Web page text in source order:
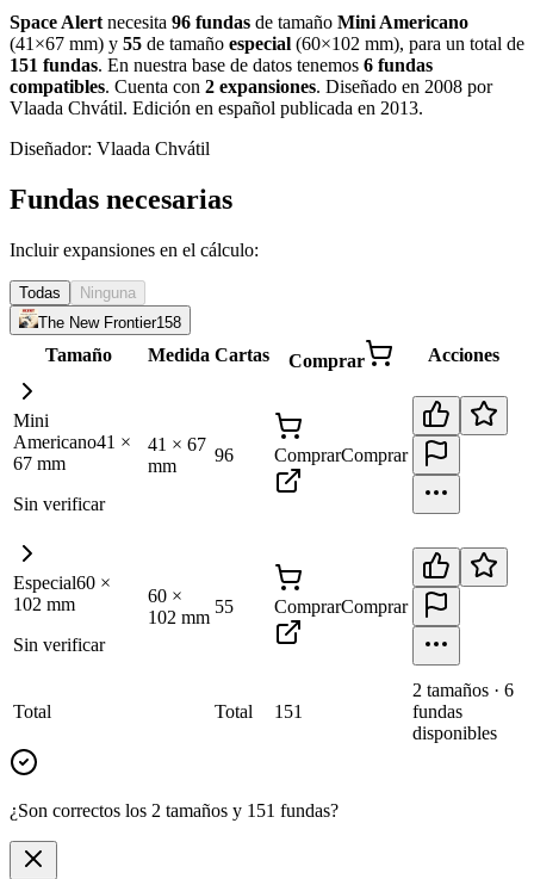
Space Alert necesita 96 fundas de tamaño Mini Americano
(41×67 mm) y 55 de tamaño especial (60×102 mm), para un total de
151 fundas. En nuestra base de datos tenemos 6 fundas
compatibles. Cuenta con 2 expansiones. Diseñado en 2008 por
Vlaada Chvátil. Edición en español publicada en 2013.
Diseñador: Vlaada Chvátil
Fundas necesarias
Incluir expansiones en el cálculo:
Todas
Ninguna
The New Frontier158
Tamaño Medida Cartas Comprar Acciones
Mini
Americano41 ×
67 mm
Sin verificar
41 × 67
mm
96 ComprarComprar
Especial60 ×
102 mm
Sin verificar
60 ×
102 mm
55 ComprarComprar
Total Total 151
2 tamaños · 6
fundas
disponibles
¿Son correctos los 2 tamaños y 151 fundas?